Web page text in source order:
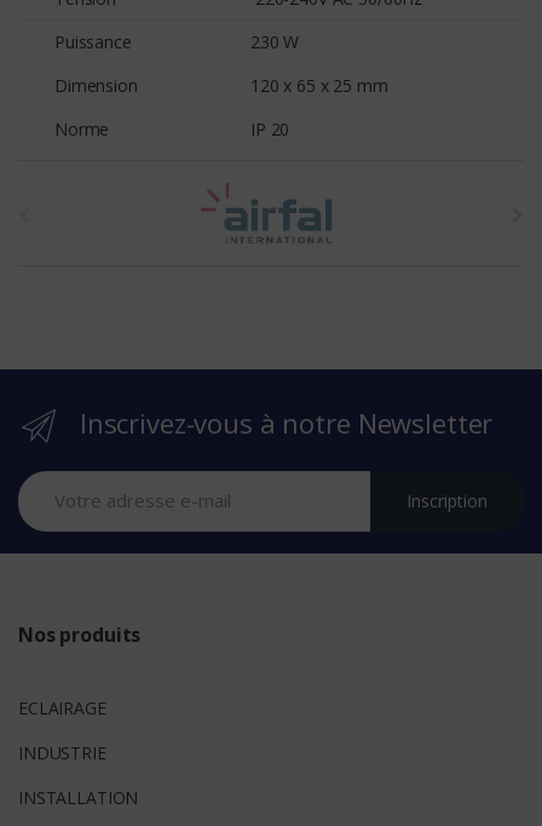
Puissance
230 W
Dimension
120 x 65 x 25 mm
Norme
IP 20
r
Inscrivez-vous à notre Newsletter
Inscription
Nos produits
ECLAIRAGE
INDUSTRIE
INSTALLATION